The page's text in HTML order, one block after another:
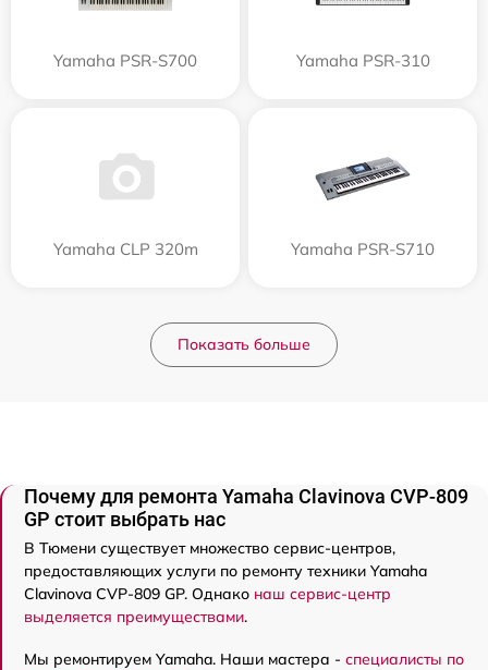
Yamaha PSR-S700 Yamaha PSR-310
Yamaha CLP 320m Yamaha PSR-S710
Показать больше
Почему для ремонта Yamaha Clavinova CVP-809
GP стоит выбрать нас
В Тюмени существует множество сервис-центров,
предоставляющих услуги по ремонту техники Yamaha
Clavinova CVP-809 GP. Однако наш сервис-центр
выделяется преимуществами.
Мы ремонтируем Yamaha. Наши мастера - специалисты по